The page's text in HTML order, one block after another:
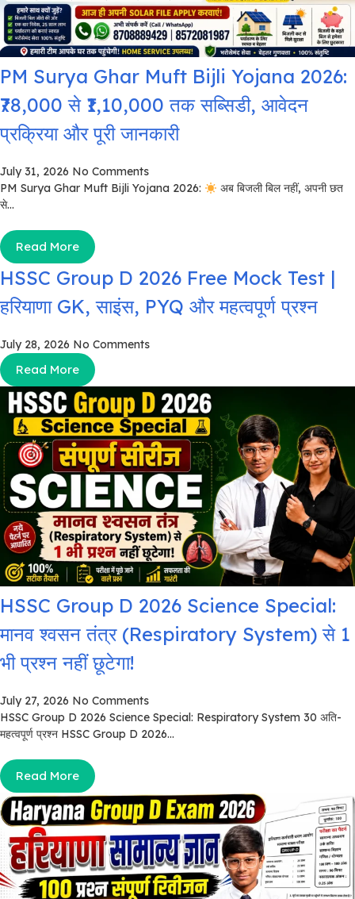
PM Surya Ghar Muft Bijli Yojana 2026:
₹78,000 से ₹1,10,000 तक सब्सिडी, आवेदन
प्रक्रिया और पूरी जानकारी
July 31, 2026 No Comments
PM Surya Ghar Muft Bijli Yojana 2026:
अब बिजली बिल नहीं, अपनी छत
से...
Read More
HSSC Group D 2026 Free Mock Test |
हरियाणा GK, साइंस, PYQ और महत्वपूर्ण प्रश्न
July 28, 2026 No Comments
Read More
HSSC Group D 2026 Science Special:
मानव श्वसन तंत्र (Respiratory System) से 1
भी प्रश्न नहीं छूटेगा!
July 27, 2026 No Comments
HSSC Group D 2026 Science Special: Respiratory System 30 अति-
महत्वपूर्ण प्रश्न HSSC Group D 2026...
Read More